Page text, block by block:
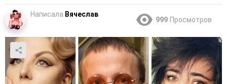
Написала Вячеслав
999 Просмотров